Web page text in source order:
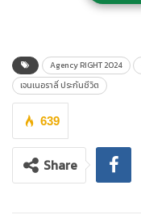
Agency RIGHT 2024
เจนเนอราลี่ ประกันชีวิต
639
Share